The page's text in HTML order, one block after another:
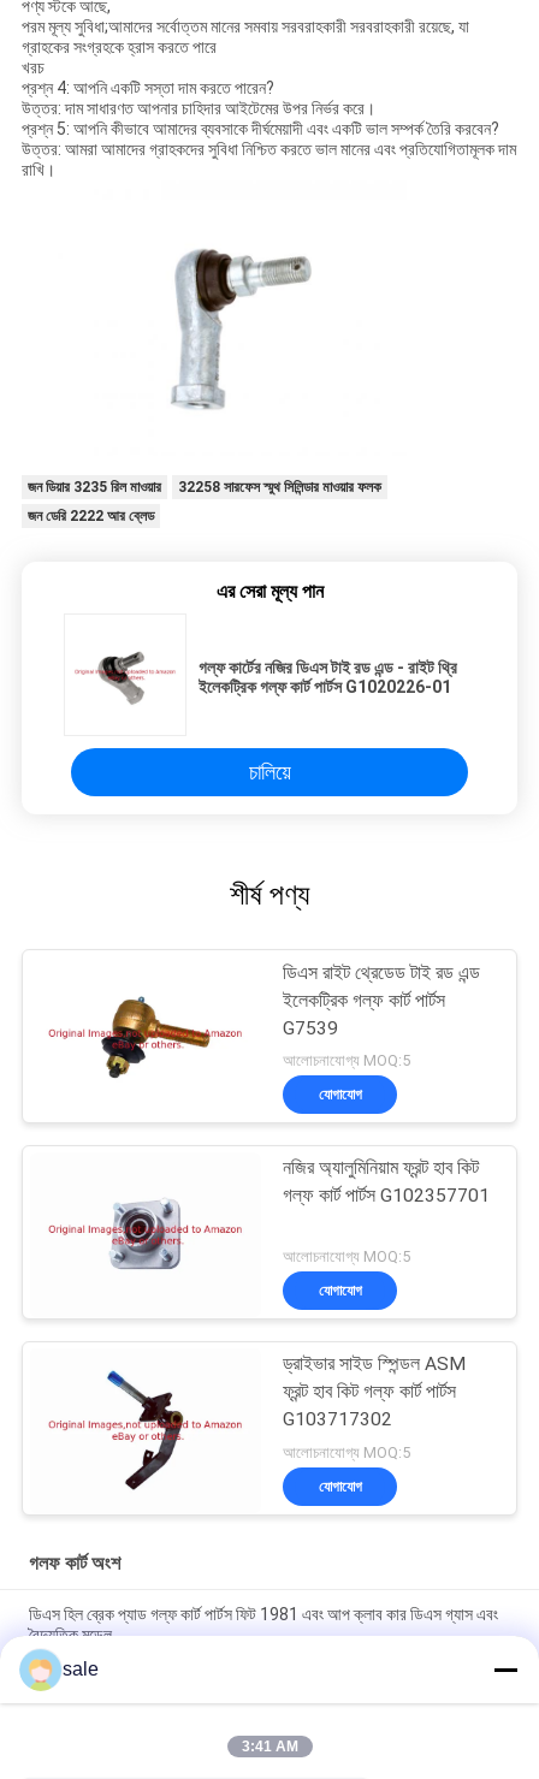
পণ্য স্টকে আছে,
পরম মূল্য সুবিধা;আমাদের সর্বোত্তম মানের সমবায় সরবরাহকারী সরবরাহকারী রয়েছে, যা
গ্রাহকের সংগ্রহকে হ্রাস করতে পারে
খরচ
প্রশ্ন 4: আপনি একটি সস্তা দাম করতে পারেন?
উত্তর: দাম সাধারণত আপনার চাহিদার আইটেমের উপর নির্ভর করে।
প্রশ্ন 5: আপনি কীভাবে আমাদের ব্যবসাকে দীর্ঘমেয়াদী এবং একটি ভাল সম্পর্ক তৈরি করবেন?
উত্তর: আমরা আমাদের গ্রাহকদের সুবিধা নিশ্চিত করতে ভাল মানের এবং প্রতিযোগিতামূলক দাম
রাখি।
জন ডিয়ার 3235 রিল মাওয়ার
32258 সারফেস স্মুথ সিলিন্ডার মাওয়ার ফলক
জন ডেরি 2222 আর ব্লেড
এর সেরা মূল্য পান
গল্ফ কার্টের নজির ডিএস টাই রড এন্ড - রাইট থ্রি
ইলেকট্রিক গল্ফ কার্ট পার্টস G1020226-01
চালিয়ে
শীর্ষ পণ্য
ডিএস রাইট থ্রেডেড টাই রড এন্ড
ইলেকট্রিক গল্ফ কার্ট পার্টস
G7539
আলোচনাযোগ্য MOQ:5
যোগাযোগ
নজির অ্যালুমিনিয়াম ফ্রন্ট হাব কিট
গল্ফ কার্ট পার্টস G102357701
আলোচনাযোগ্য MOQ:5
যোগাযোগ
ড্রাইভার সাইড স্পিন্ডল ASM
ফ্রন্ট হাব কিট গল্ফ কার্ট পার্টস
G103717302
আলোচনাযোগ্য MOQ:5
যোগাযোগ
গলফ কার্ট অংশ
ডিএস হিল ব্রেক প্যাড গল্ফ কার্ট পার্টস ফিট 1981 এবং আপ ক্লাব কার ডিএস গ্যাস এবং
বৈদ্যুতিক মডেল
গল্ফ কার্ট পার্টস G1011415 ফিটস ক্লাব কার জি ই ডি এস শক অ্যাবসোর্বার বুশিং কিট 2
টি আঠালো 2 প্যাড 2 বাদাম সহ
গল্ফ কার্ট পার্টস ব্রেক ক্যাবল কিট G1011403 ফিটস ক্লাব গাড়ী গ্যাস এবং বৈদ্যুতিক
sale
3:41 AM